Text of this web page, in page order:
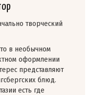
творческий
в необычном
оформлении
представляют
блюд.
есть где